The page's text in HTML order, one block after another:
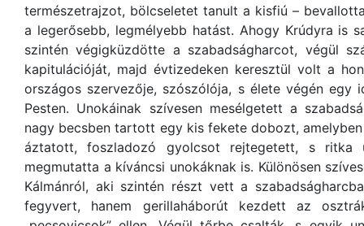
természetrajzot, bölcseletet tanult a kisfiú –
a legerősebb, legmélyebb hatást. Ahogy Krúdyra is
szintén végigküzdötte a szabadságharcot, végül
kapitulációját, majd évtizedeken keresztül volt a
országos szervezője, szószólója, s élete végén egy
Pesten. Unokáinak szívesen mesélgetett a
nagy becsben tartott egy kis fekete dobozt,
áztatott, foszladozó gyolcsot rejtegetett, s ritka
megmutatta a kíváncsi unokáknak is. Különösen
Kálmánról, aki szintén részt vett a
fegyvert, hanem gerillaháborút kezdett az